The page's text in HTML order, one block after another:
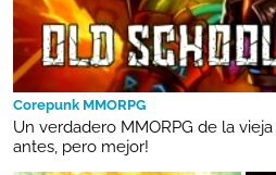
Corepunk MMORPG
Un verdadero MMORPG de la
antes, pero mejor!